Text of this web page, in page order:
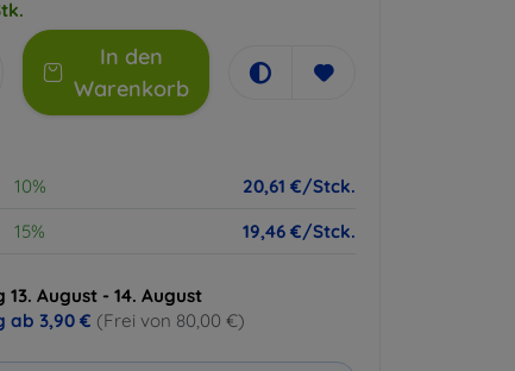
In den
Warenkorb
10%
20,61 €/Stck.
15% 19,46 €/Stck.
August - 14. August
ab 3,90 € (Frei von 80,00 €)